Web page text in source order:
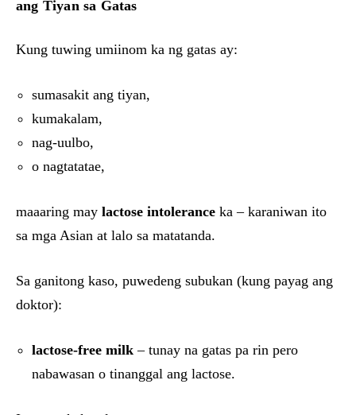
ang Tiyan sa Gatas
Kung tuwing umiinom ka ng gatas ay:
sumasakit ang tiyan,
kumakalam,
nag-uulbo,
o nagtatatae,
maaaring may lactose intolerance ka – karaniwan ito
sa mga Asian at lalo sa matatanda.
Sa ganitong kaso, puwedeng subukan (kung payag ang
doktor):
lactose-free milk – tunay na gatas pa rin pero
nabawasan o tinanggal ang lactose.